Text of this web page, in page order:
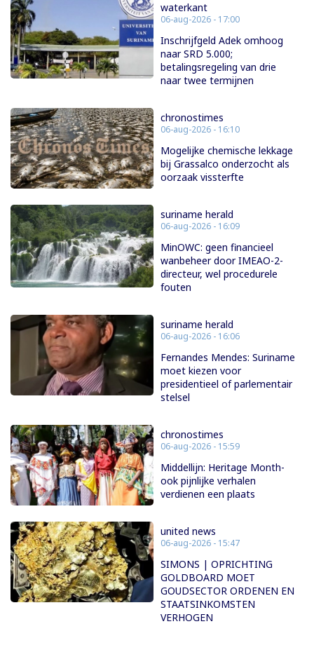
waterkant
06-aug-2026 - 17:00
Inschrijfgeld Adek omhoog
naar SRD 5.000;
betalingsregeling van drie
naar twee termijnen
chronostimes
06-aug-2026 - 16:10
Mogelijke chemische lekkage
bij Grassalco onderzocht als
oorzaak vissterfte
suriname herald
06-aug-2026 - 16:09
MinOWC: geen financieel
wanbeheer door IMEAO-2-
directeur, wel procedurele
fouten
suriname herald
06-aug-2026 - 16:06
Fernandes Mendes: Suriname
moet kiezen voor
presidentieel of parlementair
stelsel
chronostimes
06-aug-2026 - 15:59
Middellijn: Heritage Month-
ook pijnlijke verhalen
verdienen een plaats
united news
06-aug-2026 - 15:47
SIMONS | OPRICHTING
GOLDBOARD MOET
GOUDSECTOR ORDENEN EN
STAATSINKOMSTEN
VERHOGEN